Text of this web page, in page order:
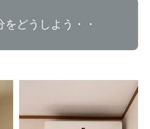
どうしよう・・